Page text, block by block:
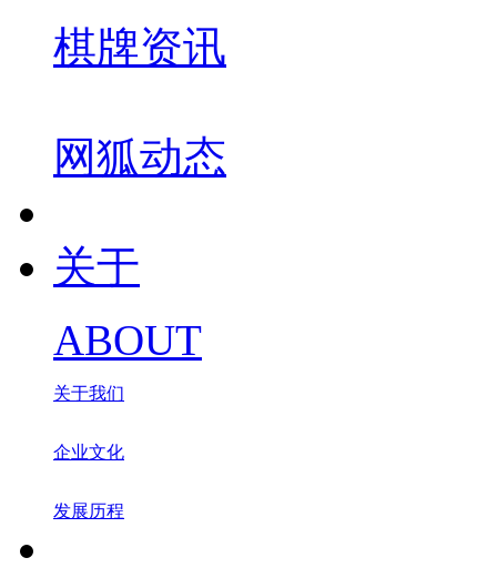
棋牌资讯
网狐动态
关于
ABOUT
关于我们
企业文化
发展历程